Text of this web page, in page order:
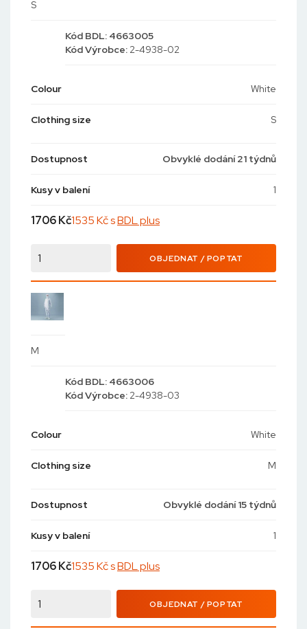
S
Kód BDL: 4663005
KódVýrobce: 2-4938-02
Colour White
Clothing size S
Dostupnost Obvyklé dodání 21 týdnů
Kusy v balení 1
1706Kč1535 Kč sBDL plus
OBJEDNAT / POPTAT
M
Kód BDL: 4663006
KódVýrobce: 2-4938-03
Colour White
Clothing size M
Dostupnost Obvyklé dodání 15 týdnů
Kusy v balení 1
1706Kč1535 Kč sBDL plus
OBJEDNAT / POPTAT